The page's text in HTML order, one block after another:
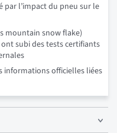
l’impact du pneu sur le
mountain snow flake)
subi des tests certifiants
informations officielles liées